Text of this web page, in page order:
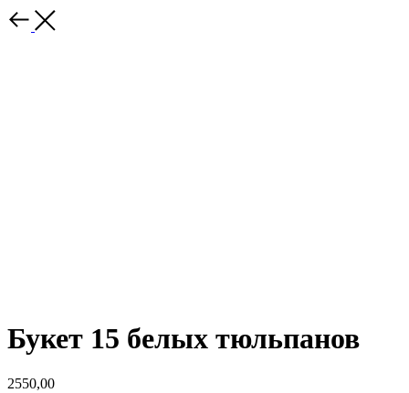
Букет 15 белых тюльпанов
2550,00